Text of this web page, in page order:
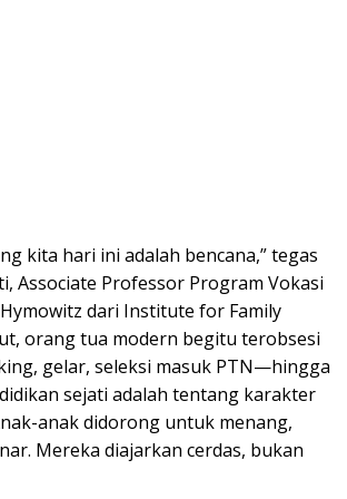
kita hari ini adalah bencana,” tegas
Associate Professor Program Vokasi
Hymowitz dari Institute for Family
orang tua modern begitu terobsesi
gelar, seleksi masuk PTN—hingga
sejati adalah tentang karakter
anak didorong untuk menang,
Mereka diajarkan cerdas, bukan